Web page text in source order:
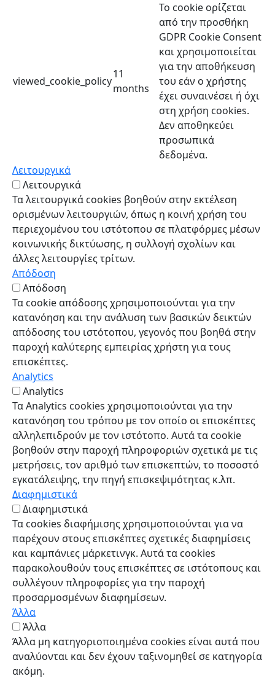
viewed_cookie_policy
11
months
Το cookie ορίζεται
από την προσθήκη
GDPR Cookie Consent
και χρησιμοποιείται
για την αποθήκευση
του εάν ο χρήστης
έχει συναινέσει ή όχι
στη χρήση cookies.
Δεν αποθηκεύει
προσωπικά
δεδομένα.
Λειτουργικά
Λειτουργικά
Τα λειτουργικά cookies βοηθούν στην εκτέλεση
ορισμένων λειτουργιών, όπως η κοινή χρήση του
περιεχομένου του ιστότοπου σε πλατφόρμες μέσων
κοινωνικής δικτύωσης, η συλλογή σχολίων και
άλλες λειτουργίες τρίτων.
Απόδοση
Απόδοση
Τα cookie απόδοσης χρησιμοποιούνται για την
κατανόηση και την ανάλυση των βασικών δεικτών
απόδοσης του ιστότοπου, γεγονός που βοηθά στην
παροχή καλύτερης εμπειρίας χρήστη για τους
επισκέπτες.
Analytics
Analytics
Τα Analytics cookies χρησιμοποιούνται για την
κατανόηση του τρόπου με τον οποίο οι επισκέπτες
αλληλεπιδρούν με τον ιστότοπο. Αυτά τα cookie
βοηθούν στην παροχή πληροφοριών σχετικά με τις
μετρήσεις, τον αριθμό των επισκεπτών, το ποσοστό
εγκατάλειψης, την πηγή επισκεψιμότητας κ.λπ.
Διαφημιστικά
Διαφημιστικά
Τα cookies διαφήμισης χρησιμοποιούνται για να
παρέχουν στους επισκέπτες σχετικές διαφημίσεις
και καμπάνιες μάρκετινγκ. Αυτά τα cookies
παρακολουθούν τους επισκέπτες σε ιστότοπους και
συλλέγουν πληροφορίες για την παροχή
προσαρμοσμένων διαφημίσεων.
Άλλα
Άλλα
Άλλα μη κατηγοριοποιημένα cookies είναι αυτά που
αναλύονται και δεν έχουν ταξινομηθεί σε κατηγορία
ακόμη.